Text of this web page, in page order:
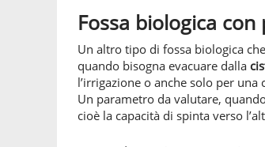
Fossa biologica
Un altro tipo di fossa biologica
quando bisogna evacuare dalla
l’irrigazione o anche solo per
Un parametro da valutare,
cioè la capacità di spinta verso